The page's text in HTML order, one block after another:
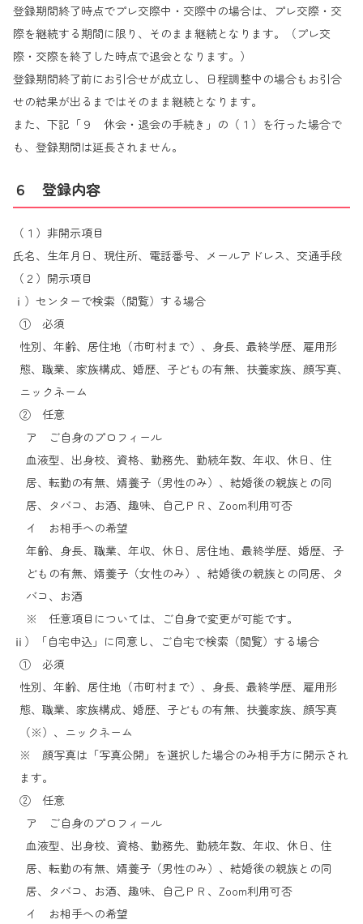
登録期間終了時点でプレ交際中・交際中の場合は、プレ交際・交
際を継続する期間に限り、そのまま継続となります。（プレ交
際・交際を終了した時点で退会となります。）
登録期間終了前にお引合せが成立し、日程調整中の場合もお引合
せの結果が出るまではそのまま継続となります。
また、下記「９ 休会・退会の手続き」の（１）を行った場合で
も、登録期間は延長されません。
６ 登録内容
（１）非開示項目
氏名、生年月日、現住所、電話番号、メールアドレス、交通手段
（２）開示項目
ⅰ）センターで検索（閲覧）する場合
① 必須
性別、年齢、居住地（市町村まで）、身長、最終学歴、雇用形
態、職業、家族構成、婚歴、子どもの有無、扶養家族、顔写真、
ニックネーム
② 任意
ア ご自身のプロフィール
血液型、出身校、資格、勤務先、勤続年数、年収、休日、住
居、転勤の有無、婿養子（男性のみ）、結婚後の親族との同
居、タバコ、お酒、趣味、自己ＰＲ、Zoom利用可否
イ お相手への希望
年齢、身長、職業、年収、休日、居住地、最終学歴、婚歴、子
どもの有無、婿養子（女性のみ）、結婚後の親族との同居、タ
バコ、お酒
※ 任意項目については、ご自身で変更が可能です。
ⅱ）「自宅申込」に同意し、ご自宅で検索（閲覧）する場合
① 必須
性別、年齢、居住地（市町村まで）、身長、最終学歴、雇用形
態、職業、家族構成、婚歴、子どもの有無、扶養家族、顔写真
（※）、ニックネーム
※ 顔写真は「写真公開」を選択した場合のみ相手方に開示され
ます。
② 任意
ア ご自身のプロフィール
血液型、出身校、資格、勤務先、勤続年数、年収、休日、住
居、転勤の有無、婿養子（男性のみ）、結婚後の親族との同
居、タバコ、お酒、趣味、自己ＰＲ、Zoom利用可否
イ お相手への希望